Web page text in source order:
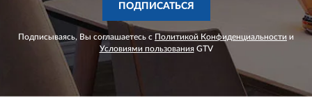
ПОДПИСАТЬСЯ
Подписываясь, Вы соглашаетесь с Политикой Конфиденциальности и
Условиями пользованияGTV